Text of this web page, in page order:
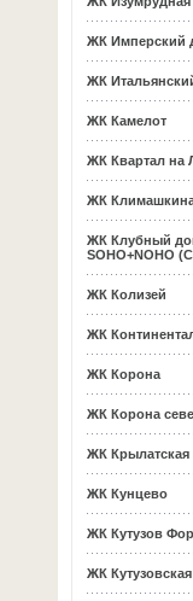
ЖК Имперский
ЖК
ЖК Камелот
ЖК Квартал на
ЖК
ЖК Клубный
SOHO+NOHO
ЖК Колизей
ЖК
ЖК Корона
ЖК Корона
ЖК Крылатская
ЖК Кунцево
ЖК Кутузов
ЖК